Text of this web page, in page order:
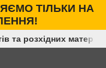
ТІЛЬКИ НА
та розхідних